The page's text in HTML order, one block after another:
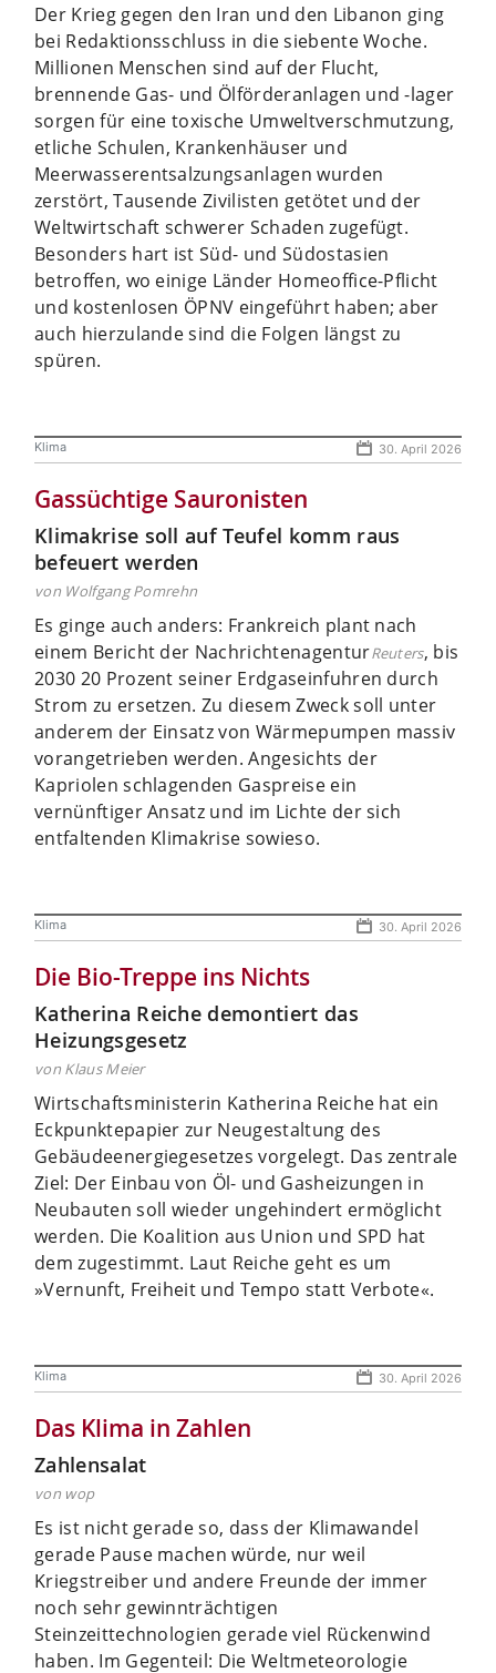
Der Krieg gegen den Iran und den Libanon ging
bei Redaktionsschluss in die siebente Woche.
Millionen Menschen sind auf der Flucht,
brennende Gas- und Ölförderanlagen und -lager
sorgen für eine toxische Umweltverschmutzung,
etliche Schulen, Krankenhäuser und
Meerwasserentsalzungsanlagen wurden
zerstört, Tausende Zivilisten getötet und der
Weltwirtschaft schwerer Schaden zugefügt.
Besonders hart ist Süd- und Südostasien
betroffen, wo einige Länder Homeoffice-Pflicht
und kostenlosen ÖPNV eingeführt haben; aber
auch hierzulande sind die Folgen längst zu
spüren.
Klima 30. April 2026
Gassüchtige Sauronisten
Klimakrise soll auf Teufel komm raus
befeuert werden
von Wolfgang Pomrehn
Es ginge auch anders: Frankreich plant nach
einem Bericht der NachrichtenagenturReuters, bis
2030 20 Prozent seiner Erdgaseinfuhren durch
Strom zu ersetzen. Zu diesem Zweck soll unter
anderem der Einsatz von Wärmepumpen massiv
vorangetrieben werden. Angesichts der
Kapriolen schlagenden Gaspreise ein
vernünftiger Ansatz und im Lichte der sich
entfaltenden Klimakrise sowieso.
Klima 30. April 2026
Die Bio-Treppe ins Nichts
Katherina Reiche demontiert das
Heizungsgesetz
von Klaus Meier
Wirtschaftsministerin Katherina Reiche hat ein
Eckpunktepapier zur Neugestaltung des
Gebäudeenergiegesetzes vorgelegt. Das zentrale
Ziel: Der Einbau von Öl- und Gasheizungen in
Neubauten soll wieder ungehindert ermöglicht
werden. Die Koalition aus Union und SPD hat
dem zugestimmt. Laut Reiche geht es um
»Vernunft, Freiheit und Tempo statt Verbote«.
Klima 30. April 2026
Das Klima in Zahlen
Zahlensalat
von wop
Es ist nicht gerade so, dass der Klimawandel
gerade Pause machen würde, nur weil
Kriegstreiber und andere Freunde der immer
noch sehr gewinnträchtigen
Steinzeittechnologien gerade viel Rückenwind
haben. Im Gegenteil: Die Weltmeteorologie